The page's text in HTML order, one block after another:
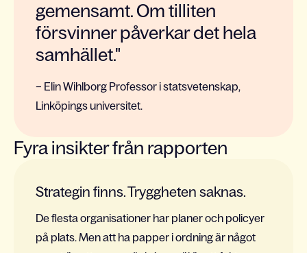
gemensamt. Om tilliten
försvinner påverkar det hela
samhället."
– Elin Wihlborg Professor i statsvetenskap,
Linköpings universitet.
Fyra insikter från rapporten
Strategin finns. Tryggheten saknas.
De flesta organisationer har planer och policyer
på plats. Men att ha papper i ordning är något